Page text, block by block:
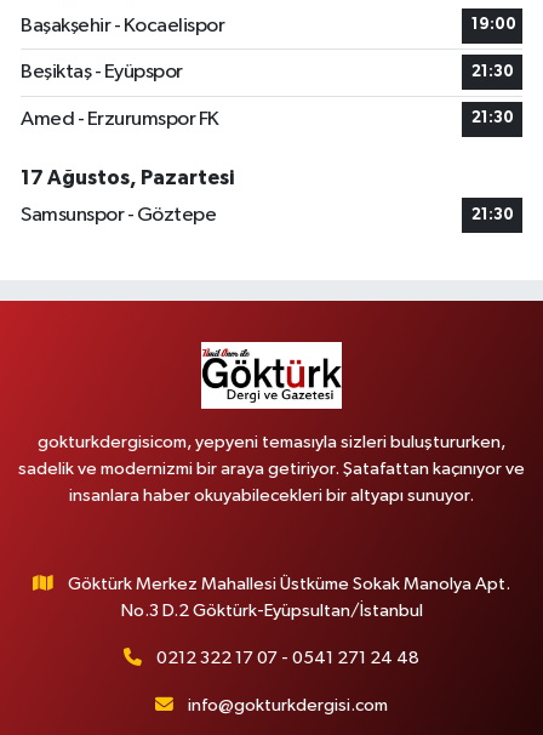
Başakşehir - Kocaelispor
19:00
Beşiktaş - Eyüpspor 21:30
Amed - Erzurumspor FK 21:30
17 Ağustos, Pazartesi
Samsunspor - Göztepe
21:30
gokturkdergisicom, yepyeni temasıyla sizleri buluştururken,
sadelik ve modernizmi bir araya getiriyor. Şatafattan kaçınıyor ve
insanlara haber okuyabilecekleri bir altyapı sunuyor.
Göktürk Merkez Mahallesi Üstküme Sokak Manolya Apt.
No.3 D.2 Göktürk-Eyüpsultan/İstanbul
0212 322 17 07 - 0541 271 24 48
info@gokturkdergisi.com